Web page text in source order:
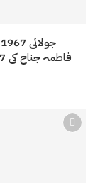
فاطمہ جناح کی 57 ویں برسی